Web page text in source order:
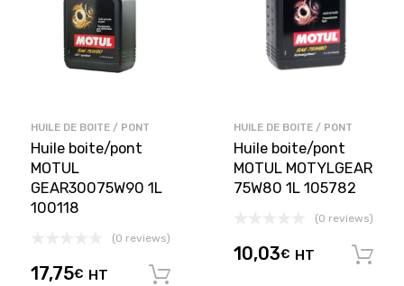
HUILE DE BOITE / PONT
Huile boite/pont
MOTUL
GEAR30075W90 1L
100118
(0 reviews)
17,75€ HT
HUILE DE BOITE / PONT
Huile boite/pont
MOTUL MOTYLGEAR
75W80 1L 105782
(0 reviews)
10,03€ HT